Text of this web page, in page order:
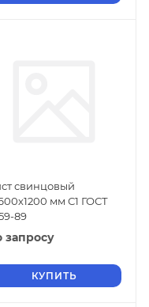
свинцовый
мм С1 ГОСТ
89
запросу
КУПИТЬ